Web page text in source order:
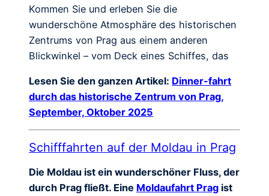
Kommen Sie und erleben Sie die
wunderschöne Atmosphäre des historischen
Zentrums von Prag aus einem anderen
Blickwinkel – vom Deck eines Schiffes, das
Lesen Sie den ganzen Artikel: Dinner-fahrt
durch das historische Zentrum von Prag,
September, Oktober 2025
Schifffahrten auf der Moldau in Prag
Die Moldau ist ein wunderschöner Fluss, der
durch Prag fließt. Eine Moldaufahrt Prag ist